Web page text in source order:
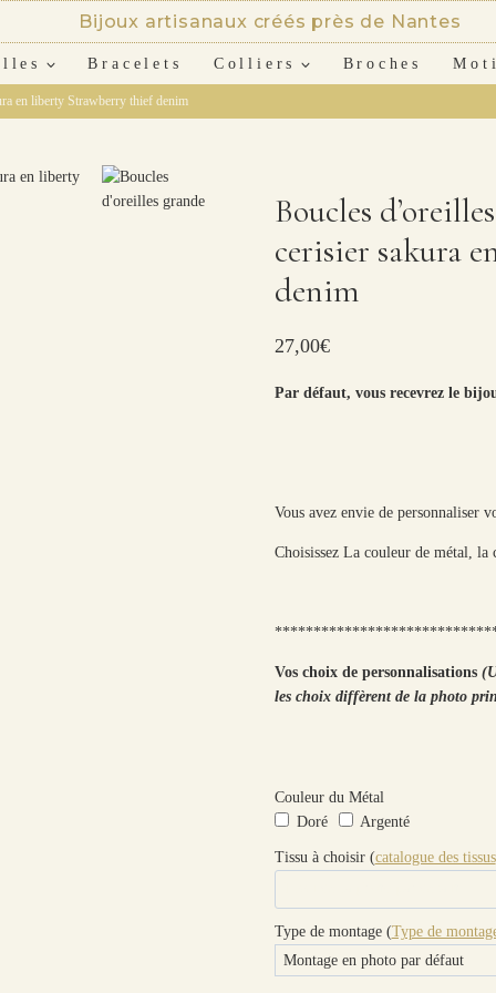
Bijoux artisanaux créés près de Nantes
Bracelets Colliers Broches
en liberty Strawberry thief denim
Boucles
cerisier sakura
denim
27,00€
Par défaut, vous recevrez le
Vous avez envie de personnaliser
Choisissez La couleur de métal, la
Vos choix de personnalisations
les choix diffèrent de la photo
Couleur du Métal
Doré
Argenté
Tissu à choisir (catalogue des tissus
Type de montage (Type de